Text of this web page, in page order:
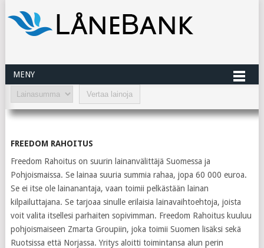
MENY
FREEDOM RAHOITUS
Freedom Rahoitus on suurin lainanvälittäjä Suomessa ja
Pohjoismaissa. Se lainaa suuria summia rahaa, jopa 60 000 euroa.
Se ei itse ole lainanantaja, vaan toimii pelkästään lainan
kilpailuttajana. Se tarjoaa sinulle erilaisia lainavaihtoehtoja, joista
voit valita itsellesi parhaiten sopivimman. Freedom Rahoitus kuuluu
pohjoismaiseen Zmarta Groupiin, joka toimii Suomen lisäksi sekä
Ruotsissa että Norjassa. Yritys aloitti toimintansa alun perin